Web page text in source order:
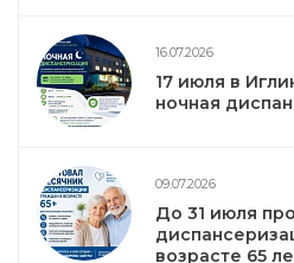
16.07.2026
17 июля в
ночная
09.07.2026
До 31 июля
возрасте 65